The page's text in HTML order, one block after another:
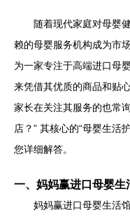
随着现代家庭对母婴
赖的母婴服务机构成为市
为一家专注于高端进口母
来凭借其优质的商品和贴
家长在关注其服务的也常
店？” 其核心的“母婴生活
您详细解答。
一、妈妈赢进口母婴生
妈妈赢进口母婴生活